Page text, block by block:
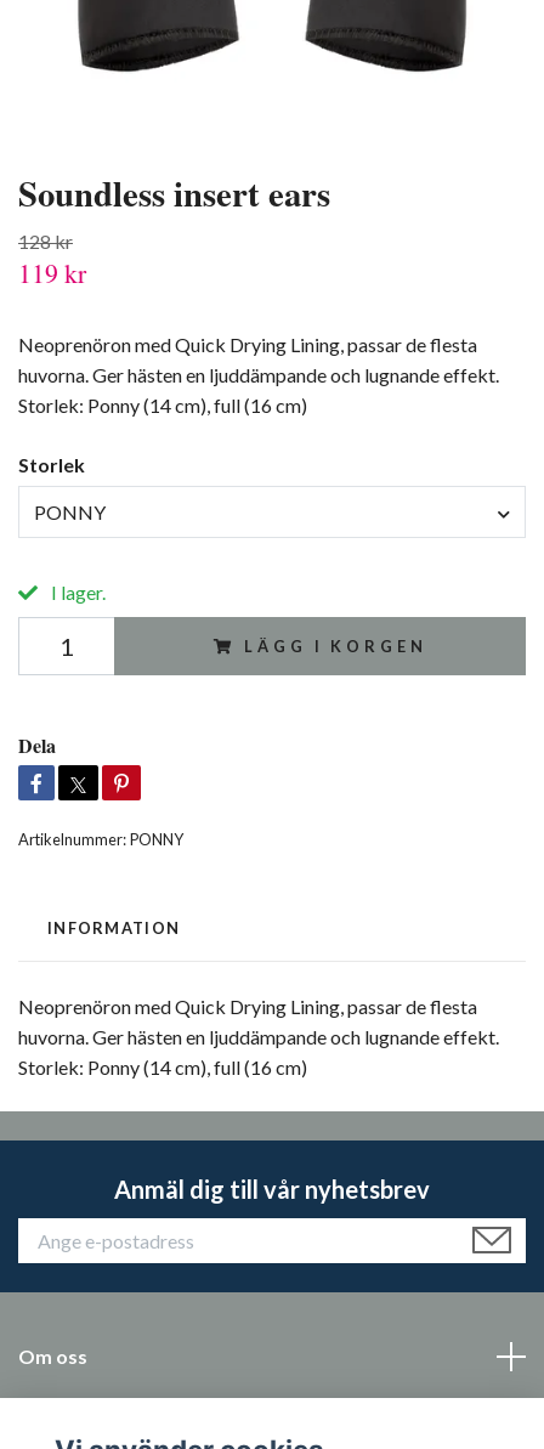
Soundless insert ears
128 kr
119 kr
Neoprenöron med Quick Drying Lining, passar de flesta
huvorna. Ger hästen en ljuddämpande och lugnande effekt.
Storlek: Ponny (14 cm), full (16 cm)
Storlek
PONNY
I lager.
LÄGG I KORGEN
Dela
Artikelnummer:PONNY
INFORMATION
Neoprenöron med Quick Drying Lining, passar de flesta
huvorna. Ger hästen en ljuddämpande och lugnande effekt.
Storlek: Ponny (14 cm), full (16 cm)
Anmäl dig till vår nyhetsbrev
Om oss